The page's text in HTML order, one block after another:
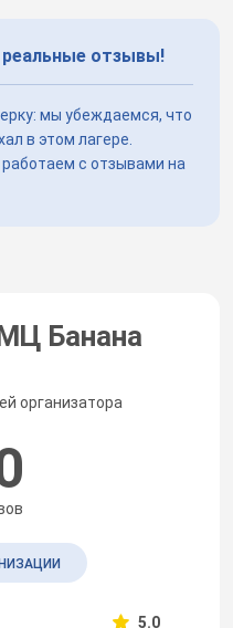
отзывы!
мы убеждаемся, что
в этом лагере.
с отзывами на
Банана
организатора
5.0